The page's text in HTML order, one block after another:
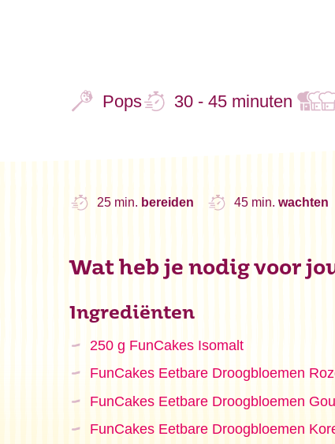
Pops 30 - 45 minuten
25 min. bereiden 45 min.wachten
Wat heb je nodig voor
Ingrediënten
250 g FunCakes Isomalt
FunCakes Eetbare Droogbloemen
FunCakes Eetbare Droogbloemen
FunCakes Eetbare Droogbloemen